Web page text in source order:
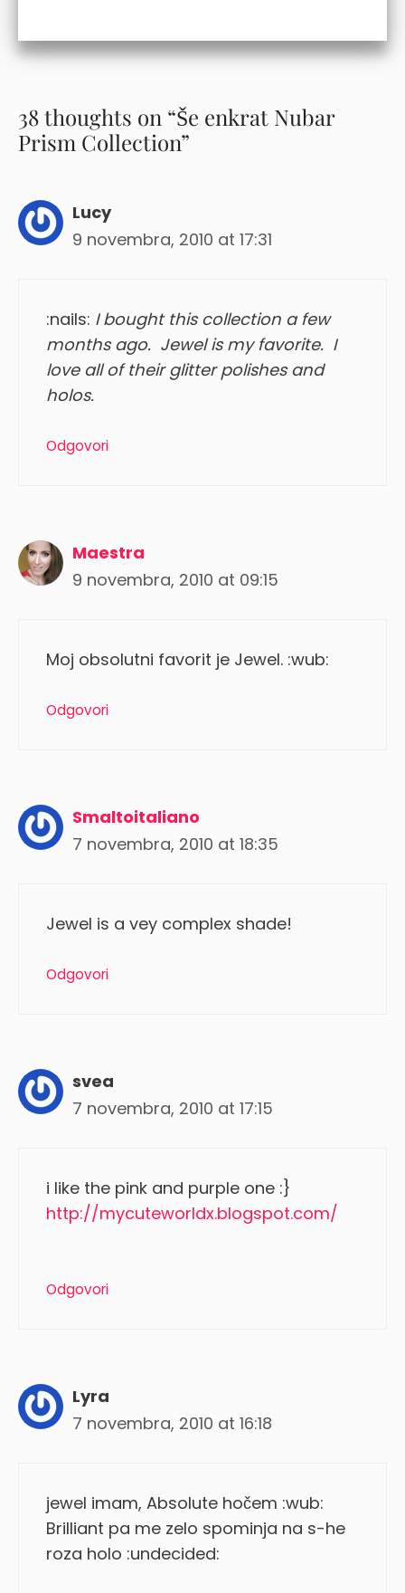
38 thoughts on “Še enkrat Nubar
Prism Collection”
Lucy
9 novembra, 2010 at 17:31
:nails: I bought this collection a few
months ago. Jewel is my favorite. I
love all of their glitter polishes and
holos.
Odgovori
Maestra
9 novembra, 2010 at 09:15
Moj obsolutni favorit je Jewel. :wub:
Odgovori
Smaltoitaliano
7 novembra, 2010 at 18:35
Jewel is a vey complex shade!
Odgovori
svea
7 novembra, 2010 at 17:15
i like the pink and purple one :}
http://mycuteworldx.blogspot.com/
Odgovori
Lyra
7 novembra, 2010 at 16:18
jewel imam, Absolute hočem :wub:
Brilliant pa me zelo spominja na s-he
roza holo :undecided: